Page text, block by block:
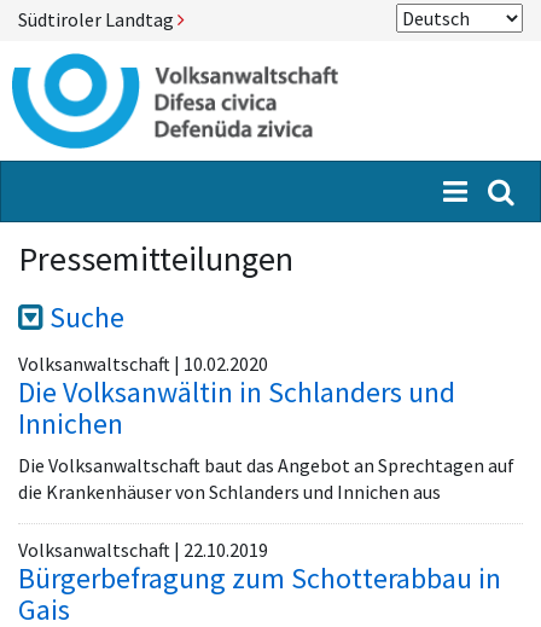
Südtiroler Landtag
Menü
Pressemitteilungen
Suche
Volksanwaltschaft | 10.02.2020
Die Volksanwältin in Schlanders und
Innichen
Die Volksanwaltschaft baut das Angebot an Sprechtagen auf
die Krankenhäuser von Schlanders und Innichen aus
Volksanwaltschaft | 22.10.2019
Bürgerbefragung zum Schotterabbau in
Gais